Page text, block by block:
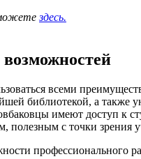
можетездесь.
всеми
библиотекой, а
имеют доступ к
с точки зрения